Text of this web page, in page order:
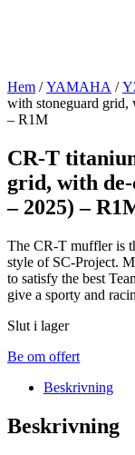
Hem /YAMAHA /
with stoneguard
– R1M
CR-T
grid, with
– 2025) –
The CR-T muffler is
style of SC-Project.
to satisfy the best
give a sporty and
Slut i lager
Be om offert
Beskrivning
Beskrivning